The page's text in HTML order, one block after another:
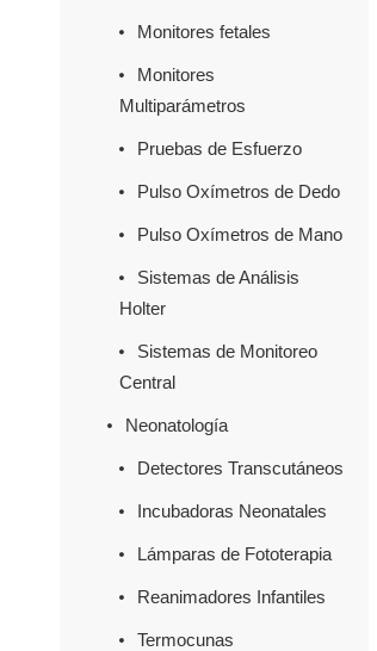
Monitores fetales
Monitores
Multiparámetros
Pruebas de Esfuerzo
Pulso Oxímetros de Dedo
Pulso Oxímetros de Mano
Sistemas de Análisis
Holter
Sistemas de Monitoreo
Central
Neonatología
Detectores Transcutáneos
Incubadoras Neonatales
Lámparas de Fototerapia
Reanimadores Infantiles
Termocunas